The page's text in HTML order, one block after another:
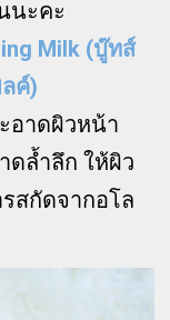
นะคะ
Milk (บู๊ทส์
ค์)
อาดผิวหน้า
ดล้ำลึก ให้ผิว
สกัดจากอโล